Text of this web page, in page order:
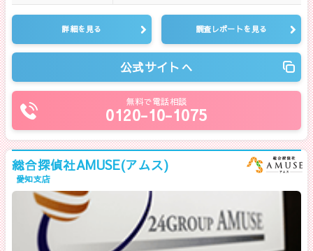
詳細を見る 調査レポートを見る
公式サイトへ
無料で電話相談
0120-10-1075
総合探偵社AMUSE(アムス)
愛知支店